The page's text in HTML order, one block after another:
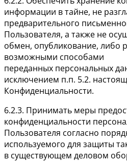
информации в тайне, не
предварительного
Пользователя, а также не
обмен, опубликование, либо
возможными способами
переданных персональных
исключением п.п. 5.2.
Конфиденциальности.
6.2.3. Принимать меры
конфиденциальности
Пользователя согласно
используемого для защиты
в существующем деловом